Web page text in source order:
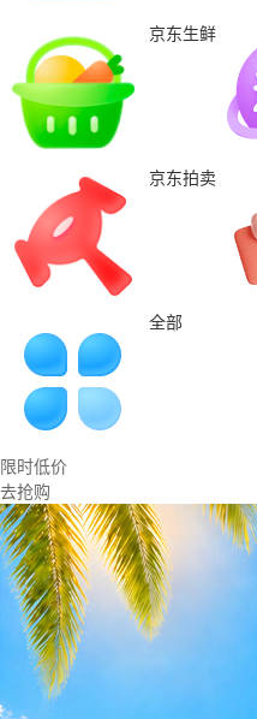
京东生鲜
京东拍卖
全部
限时低价
去抢购